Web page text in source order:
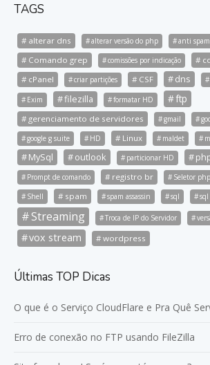
TAGS
alterar dns alterar versão do php anti spam
Comando grep comissões por indicação
cPanel
criar partições CSF dns
Exim filezilla formatar HD ftp
gerenciamento de servidores gmail
google g suite
HD Linux maldet
MySql outlook particionar HD
Prompt de comando registro br Seletor php
Shell spam spam assassin sql sql
Streaming Troca de IP do Servidor
vox stream wordpress
Últimas TOP Dicas
O que é o Serviço CloudFlare e Pra Quê
Erro de conexão no FTP usando FileZilla